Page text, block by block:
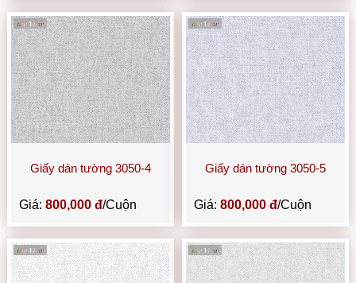
Giấy dán tường 3050-4
Giá:800,000 đ/Cuộn
Giấy dán tường 3050-5
Giá: 800,000 đ/Cuộn